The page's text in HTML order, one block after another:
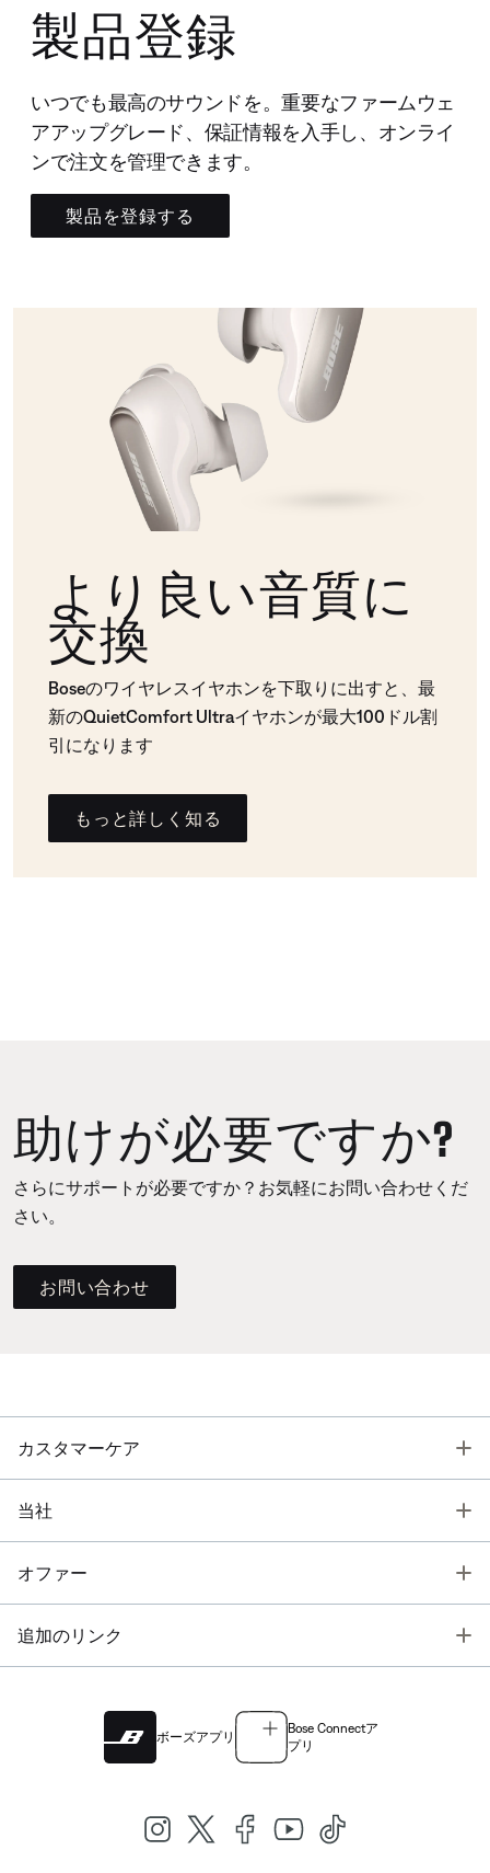
製品登録
いつでも最高のサウンドを。重要なファームウェ
アアップグレード、保証情報を入手し、オンライ
ンで注文を管理できます。
製品を登録する
より良い音質に
交換
Boseのワイヤレスイヤホンを下取りに出すと、最
新のQuietComfort Ultraイヤホンが最大100ドル割
引になります
もっと詳しく知る
助けが必要ですか?
さらにサポートが必要ですか？お気軽にお問い合わせくだ
さい。
お問い合わせ
カスタマーケア
当社
オファー
追加のリンク
ボーズアプリ
Bose Connectア
プリ